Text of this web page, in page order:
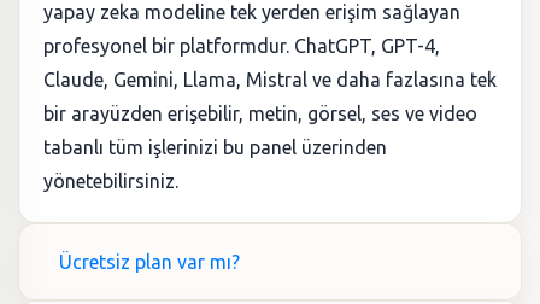
yapay zeka modeline tek yerden erişim sağlayan
profesyonel bir platformdur. ChatGPT, GPT-4,
Claude, Gemini, Llama, Mistral ve daha fazlasına tek
bir arayüzden erişebilir, metin, görsel, ses ve video
tabanlı tüm işlerinizi bu panel üzerinden
yönetebilirsiniz.
Ücretsiz plan var mı?